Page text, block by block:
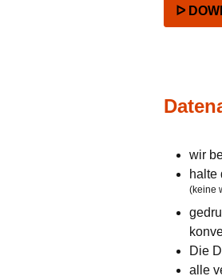
ᐅ
wir
halte
(keine
Die
alle